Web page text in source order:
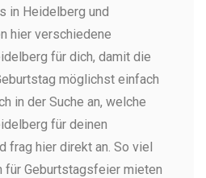
in Heidelberg und
hier verschiedene
für dich, damit die
möglichst einfach
in der Suche an, welche
für deinen
frag hier direkt an. So viel
für Geburtstagsfeier mieten